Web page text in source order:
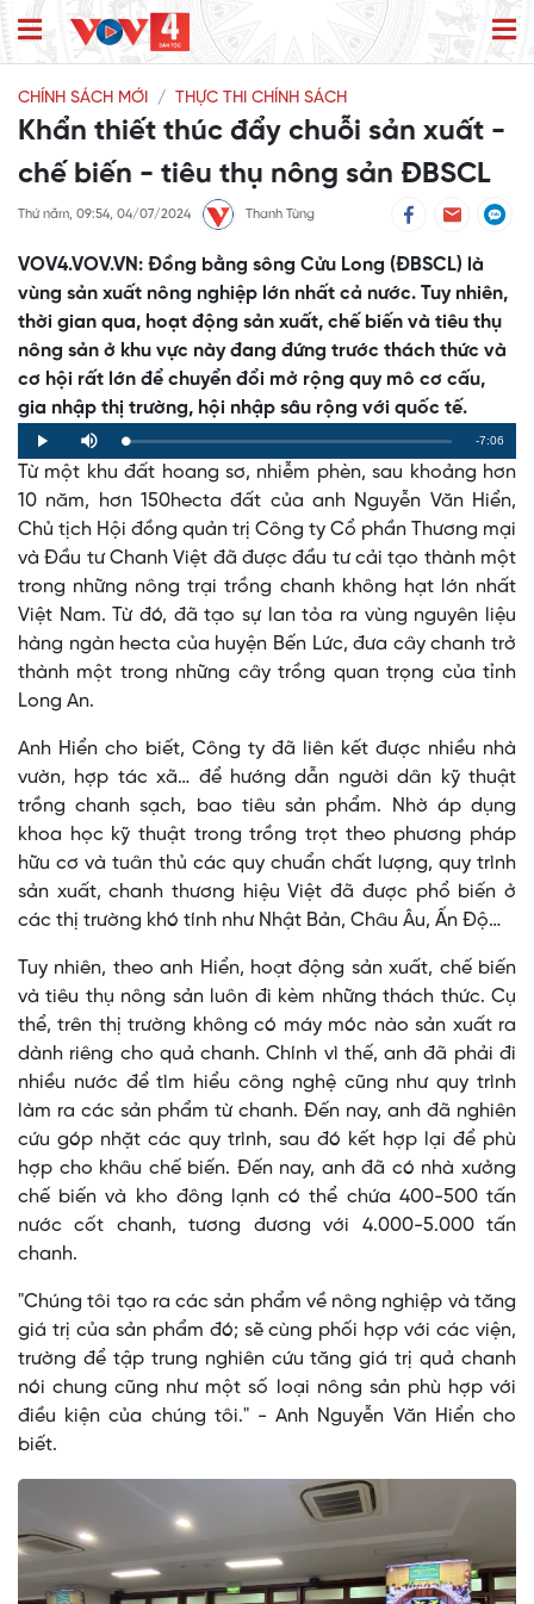
CHÍNH SÁCH MỚI THỰC THI CHÍNH SÁCH
Khẩn thiết thúc đẩy chuỗi sản xuất -
chế biến - tiêu thụ nông sản ĐBSCL
Thứ năm, 09:54, 04/07/2024 Thanh Tùng
VOV4.VOV.VN: Đồng bằng sông Cửu Long (ĐBSCL) là
vùng sản xuất nông nghiệp lớn nhất cả nước. Tuy nhiên,
thời gian qua, hoạt động sản xuất, chế biến và tiêu thụ
nông sản ở khu vực này đang đứng trước thách thức và
cơ hội rất lớn để chuyển đổi mở rộng quy mô cơ cấu,
gia nhập thị trường, hội nhập sâu rộng với quốc tế.
Play Mute Loaded:
0%
Progress:
0%
Remaining
Time
-7:06
Từ một khu đất hoang sơ, nhiễm phèn, sau khoảng hơn
10 năm, hơn 150hecta đất của anh Nguyễn Văn Hiển,
Chủ tịch Hội đồng quản trị Công ty Cổ phần Thương mại
và Đầu tư Chanh Việt đã được đầu tư cải tạo thành một
trong những nông trại trồng chanh không hạt lớn nhất
Việt Nam. Từ đó, đã tạo sự lan tỏa ra vùng nguyên liệu
hàng ngàn hecta của huyện Bến Lức, đưa cây chanh trở
thành một trong những cây trồng quan trọng của tỉnh
Long An.
Anh Hiển cho biết, Công ty đã liên kết được nhiều nhà
vườn, hợp tác xã… để hướng dẫn người dân kỹ thuật
trồng chanh sạch, bao tiêu sản phẩm. Nhờ áp dụng
khoa học kỹ thuật trong trồng trọt theo phương pháp
hữu cơ và tuân thủ các quy chuẩn chất lượng, quy trình
sản xuất, chanh thương hiệu Việt đã được phổ biến ở
các thị trường khó tính như Nhật Bản, Châu Âu, Ấn Độ…
Tuy nhiên, theo anh Hiển, hoạt động sản xuất, chế biến
và tiêu thụ nông sản luôn đi kèm những thách thức. Cụ
thể, trên thị trường không có máy móc nào sản xuất ra
dành riêng cho quả chanh. Chính vì thế, anh đã phải đi
nhiều nước để tìm hiểu công nghệ cũng như quy trình
làm ra các sản phẩm từ chanh. Đến nay, anh đã nghiên
cứu góp nhặt các quy trình, sau đó kết hợp lại để phù
hợp cho khâu chế biến. Đến nay, anh đã có nhà xưởng
chế biến và kho đông lạnh có thể chứa 400-500 tấn
nước cốt chanh, tương đương với 4.000-5.000 tấn
chanh.
"Chúng tôi tạo ra các sản phẩm về nông nghiệp và tăng
giá trị của sản phẩm đó; sẽ cùng phối hợp với các viện,
trường để tập trung nghiên cứu tăng giá trị quả chanh
nói chung cũng như một số loại nông sản phù hợp với
điều kiện của chúng tôi." - Anh Nguyễn Văn Hiển cho
biết.